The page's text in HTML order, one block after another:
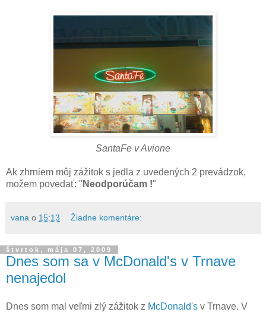
SantaFe v Avione
Ak zhrniem môj zážitok s jedla z uvedených 2 prevádzok,
možem povedať: " Neodporúčam !"
vana o 15:13 Žiadne komentáre:
štvrtok, mája 07, 2009
Dnes som sa v McDonald's v Trnave
nenajedol
Dnes som mal veľmi zlý zážitok z McDonald's v Trnave. V